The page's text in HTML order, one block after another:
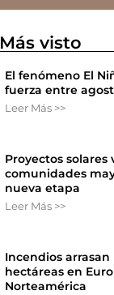
Más visto
El fenómeno El
fuerza entre
Leer Más >>
Proyectos solares
comunidades
nueva etapa
Leer Más >>
Incendios
hectáreas en
Norteamérica